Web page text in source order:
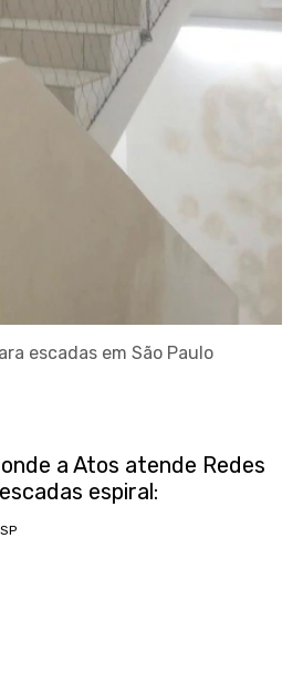
escadas em São Paulo
a Atos atende Redes
espiral: